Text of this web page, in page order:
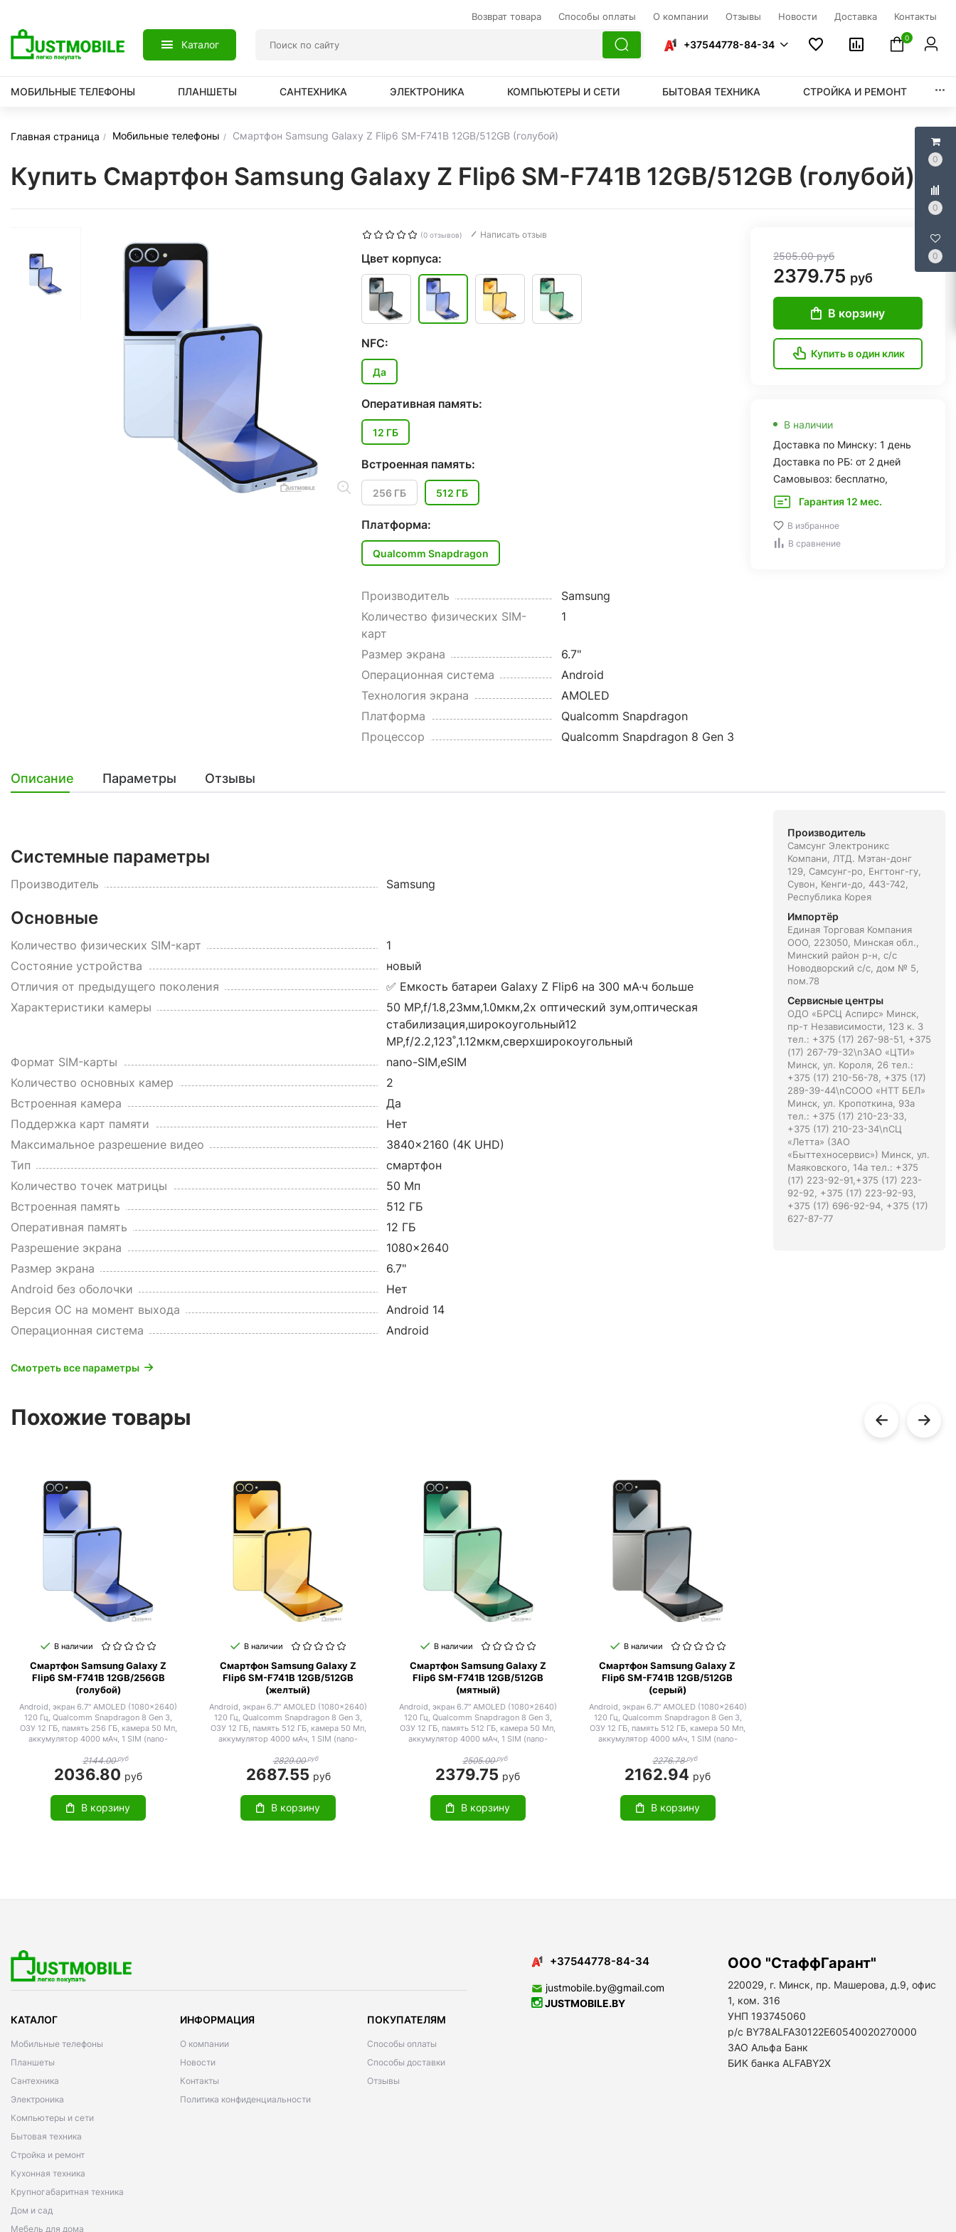
0
0
0
Возврат товара Способы оплаты О компании Отзывы Новости Доставка Контакты
Каталог +37544778-84-34
0
МОБИЛЬНЫЕ ТЕЛЕФОНЫ ПЛАНШЕТЫ САНТЕХНИКА ЭЛЕКТРОНИКА КОМПЬЮТЕРЫ И СЕТИ БЫТОВАЯ ТЕХНИКА СТРОЙКА И РЕМОНТ
Главная страница Мобильные телефоны Смартфон Samsung Galaxy Z Flip6 SM-F741B 12GB/512GB (голубой)
Купить Смартфон Samsung Galaxy Z Flip6 SM-F741B 12GB/512GB (голубой)
(0 отзывов) Написать отзыв
Цвет корпуса:
NFC:
Да
Оперативная память:
12 ГБ
Встроенная память:
256 ГБ 512 ГБ
Платформа:
Qualcomm Snapdragon
Производитель
Samsung
Количество физических SIM-
карт
1
Размер экрана
6.7"
Операционная система
Android
Технология экрана
AMOLED
Платформа
Qualcomm Snapdragon
Процессор
Qualcomm Snapdragon 8 Gen 3
2505.00руб
2379.75 руб
В корзину
Купить в один клик
В наличии
Доставка по Минску: 1 день
Доставка по РБ: от 2 дней
Самовывоз: бесплатно,
Гарантия 12 мес.
В избранное
В сравнение
Описание Параметры Отзывы
Системные параметры
Производитель Samsung
Основные
Количество физических SIM-карт
1
Состояние устройства
новый
Отличия от предыдущего поколения
✅ Емкость батареи Galaxy Z Flip6 на 300 мА·ч больше
Характеристики камеры
50 MP,f/1.8,23мм,1.0мкм,2х оптический зум,оптическая
стабилизация,широкоугольный12
MP,f/2.2,123˚,1.12мкм,сверхширокоугольный
Формат SIM-карты
nano-SIM,eSIM
Количество основных камер
2
Встроенная камера
Да
Поддержка карт памяти
Нет
Максимальное разрешение видео
3840x2160 (4K UHD)
Тип
смартфон
Количество точек матрицы
50 Мп
Встроенная память
512 ГБ
Оперативная память
12 ГБ
Разрешение экрана
1080x2640
Размер экрана
6.7"
Android без оболочки
Нет
Версия ОС на момент выхода
Android 14
Операционная система
Android
Смотреть все параметры
Производитель
Самсунг Электроникс
Компани, ЛТД. Мэтан-донг
129, Самсунг-ро, Енгтонг-гу,
Сувон, Кенги-до, 443-742,
Республика Корея
Импортёр
Единая Торговая Компания
ООО, 223050, Минская обл.,
Минский район р-н, с/с
Новодворский с/с, дом № 5,
пом.78
Сервисные центры
ОДО «БРСЦ Аспирс» Минск,
пр-т Независимости, 123 к. 3
тел.: +375 (17) 267-98-51, +375
(17) 267-79-32\nЗАО «ЦТИ»
Минск, ул. Короля, 26 тел.:
+375 (17) 210-56-78, +375 (17)
289-39-44\nСООО «НТТ БЕЛ»
Минск, ул. Кропоткина, 93а
тел.: +375 (17) 210-23-33,
+375 (17) 210-23-34\nСЦ
«Летта» (ЗАО
«Быттехносервис») Минск, ул.
Маяковского, 14а тел.: +375
(17) 223-92-91,+375 (17) 223-
92-92, +375 (17) 223-92-93,
+375 (17) 696-92-94, +375 (17)
627-87-77
Похожие товары
В наличии
Смартфон Samsung Galaxy Z
Flip6 SM-F741B 12GB/256GB
(голубой)
Android, экран 6.7" AMOLED (1080x2640)
120 Гц, Qualcomm Snapdragon 8 Gen 3,
ОЗУ 12 ГБ, память 256 ГБ, камера 50 Мп,
аккумулятор 4000 мАч, 1 SIM (nano-
2144.00руб
2036.80 руб
В корзину
В наличии
Смартфон Samsung Galaxy Z
Flip6 SM-F741B 12GB/512GB
(желтый)
Android, экран 6.7" AMOLED (1080x2640)
120 Гц, Qualcomm Snapdragon 8 Gen 3,
ОЗУ 12 ГБ, память 512 ГБ, камера 50 Мп,
аккумулятор 4000 мАч, 1 SIM (nano-
2829.00руб
2687.55 руб
В корзину
В наличии
Смартфон Samsung Galaxy Z
Flip6 SM-F741B 12GB/512GB
(мятный)
Android, экран 6.7" AMOLED (1080x2640)
120 Гц, Qualcomm Snapdragon 8 Gen 3,
ОЗУ 12 ГБ, память 512 ГБ, камера 50 Мп,
аккумулятор 4000 мАч, 1 SIM (nano-
2505.00руб
2379.75 руб
В корзину
В наличии
Смартфон Samsung Galaxy Z
Flip6 SM-F741B 12GB/512GB
(серый)
Android, экран 6.7" AMOLED (1080x2640)
120 Гц, Qualcomm Snapdragon 8 Gen 3,
ОЗУ 12 ГБ, память 512 ГБ, камера 50 Мп,
аккумулятор 4000 мАч, 1 SIM (nano-
2276.78руб
2162.94 руб
В корзину
КАТАЛОГ
Мобильные телефоны
Планшеты
Сантехника
Электроника
Компьютеры и сети
Бытовая техника
Стройка и ремонт
Кухонная техника
Крупногабаритная техника
Дом и сад
Мебель для дома
ИНФОРМАЦИЯ
О компании
Новости
Контакты
Политика конфиденциальности
ПОКУПАТЕЛЯМ
Способы оплаты
Способы доставки
Отзывы
+37544778-84-34
justmobile.by@gmail.com
JUSTMOBILE.BY
ООО "СтаффГарант"
220029, г. Минск, пр. Машерова, д.9, офис
1, ком. 316
УНП 193745060
р/с BY78ALFA30122E60540020270000
ЗАО Альфа Банк
БИК банка ALFABY2X